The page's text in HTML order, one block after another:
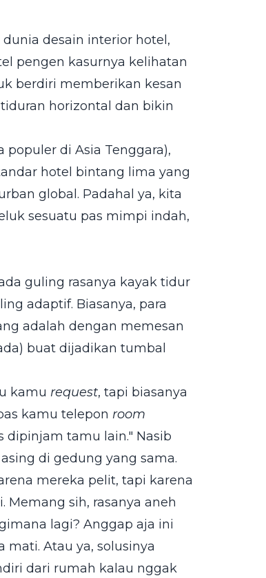
desain interior hotel,
pengen kasurnya kelihatan
berdiri memberikan kesan
horizontal dan bikin
populer di Asia Tenggara),
hotel bintang lima yang
global. Padahal ya, kita
sesuatu pas mimpi indah,
guling rasanya kayak tidur
adaptif. Biasanya, para
adalah dengan memesan
buat dijadikan tumbal
kamu request, tapi biasanya
kamu telepon room
dipinjam tamu lain." Nasib
di gedung yang sama.
mereka pelit, tapi karena
Memang sih, rasanya aneh
lagi? Anggap aja ini
Atau ya, solusinya
dari rumah kalau nggak